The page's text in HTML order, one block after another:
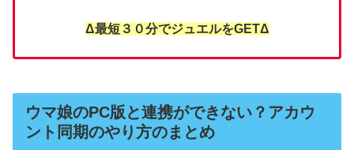
Δ最短３０分でジュエルをGETΔ
ウマ娘のPC版と連携ができない？アカウ
ント同期のやり方のまとめ